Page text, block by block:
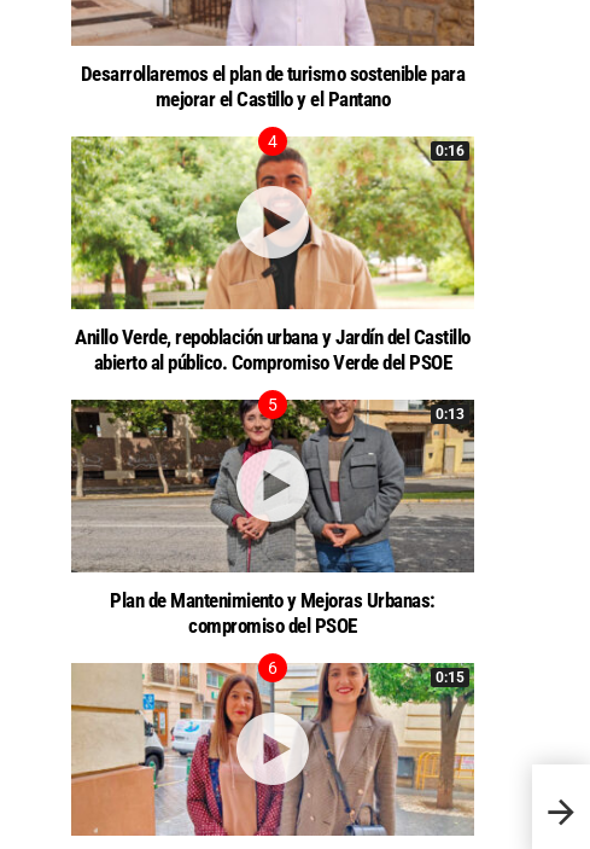
Desarrollaremos el plan de turismo sostenible para
mejorar el Castillo y el Pantano
0:16
Anillo Verde, repoblación urbana y Jardín del Castillo
abierto al público. Compromiso Verde del PSOE
0:13
Plan de Mantenimiento y Mejoras Urbanas:
compromiso del PSOE
0:15